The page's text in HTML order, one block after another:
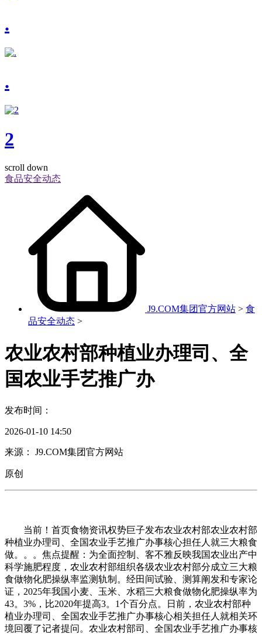
.
.
2
scroll down
食品安全动态
J9.COM集团官方网站 > 食
品安全动态 >
农业农村部种植业办理司、全
国农业手艺推广办
发布时间：
2026-01-10 14:50
来源： J9.COM集团官方网站
原创
当前！首页食物资讯权势巨子发布农业农村部农业农村部
种植业办理司、全国农业手艺推广办事核心担任人就三大粮食
做。。。焦点提醒：为全面控制、客不雅反映我国农业出产中
科学施肥程度，农业农村部组织各级农业农村部分成立三大粮
食做物化肥操纵率监测轨制。经田间试验、测算阐发和专家论
证，2025年我国小麦、玉米、水稻三大粮食做物化肥操纵率为
43。3%，比2020年提高3。1个百分点。日前，农业农村部种
植业办理司、全国农业手艺推广办事核心相关担任人就相关环
境回覆了记者提问。农业农村部司、全国农业手艺推广办事核